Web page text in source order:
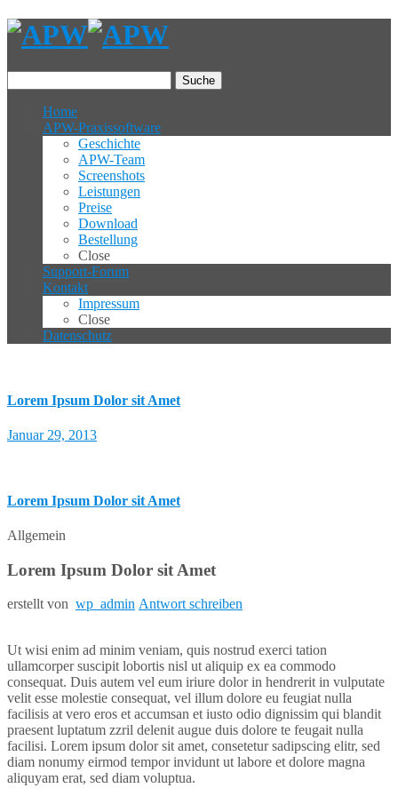
Suche
Home
APW-Praxissoftware
Geschichte
APW-Team
Screenshots
Leistungen
Preise
Download
Bestellung
Close
Support-Forum
Kontakt
Impressum
Close
Datenschutz
Lorem Ipsum Dolor sit Amet
Januar 29, 2013
Lorem Ipsum Dolor sit Amet
Allgemein
Lorem Ipsum Dolor sit Amet
erstellt von wp_admin Antwort schreiben
Ut wisi enim ad minim veniam, quis nostrud exerci tation
ullamcorper suscipit lobortis nisl ut aliquip ex ea commodo
consequat. Duis autem vel eum iriure dolor in hendrerit in vulputate
velit esse molestie consequat, vel illum dolore eu feugiat nulla
facilisis at vero eros et accumsan et iusto odio dignissim qui blandit
praesent luptatum zzril delenit augue duis dolore te feugait nulla
facilisi. Lorem ipsum dolor sit amet, consetetur sadipscing elitr, sed
diam nonumy eirmod tempor invidunt ut labore et dolore magna
aliquyam erat, sed diam voluptua.